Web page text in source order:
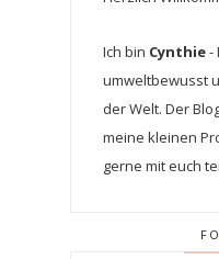
Ich bin Cynthie-
umweltbewusst
der Welt. Der
meine kleinen
gerne mit euch